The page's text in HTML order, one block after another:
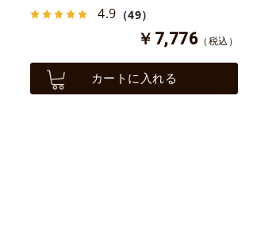
4.9 （49）
￥7,776 （税込）
カートに入れる